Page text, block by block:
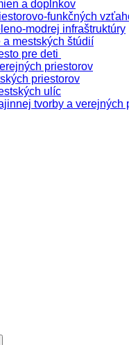
a doplnkov
funkčných
modrej infraštruktúry
mestských štúdií
pre deti
priestorov
priestorov
ulíc
tvorby a verejných